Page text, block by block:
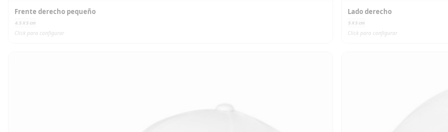
Frente derecho pequeño
4.5 X 5 cm
Click para configurar
Lado derecho
5 X 5 cm
Click para configurar